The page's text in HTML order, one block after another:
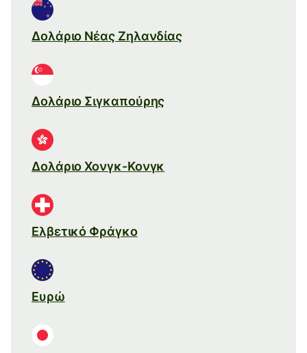
Δολάριο Νέας Ζηλανδίας
Δολάριο Σιγκαπούρης
Δολάριο Χονγκ-Κονγκ
Ελβετικό Φράγκο
Ευρώ